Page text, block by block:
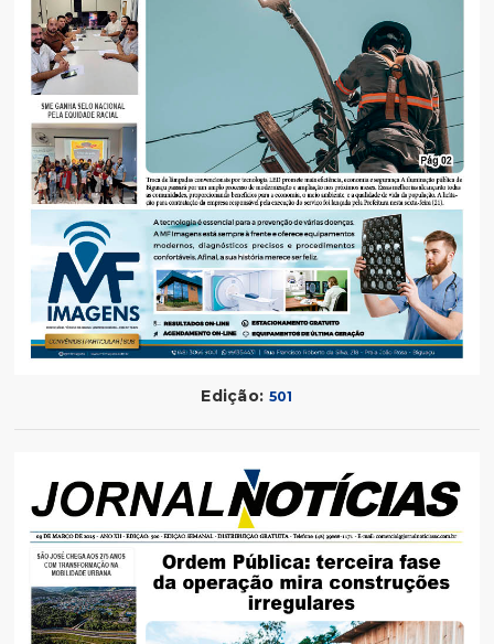
Edição: 501